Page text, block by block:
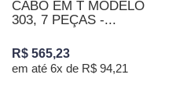
CABO EM T MODELO
303, 7 PEÇAS -...
R$ 565,23
em até 6x de R$ 94,21